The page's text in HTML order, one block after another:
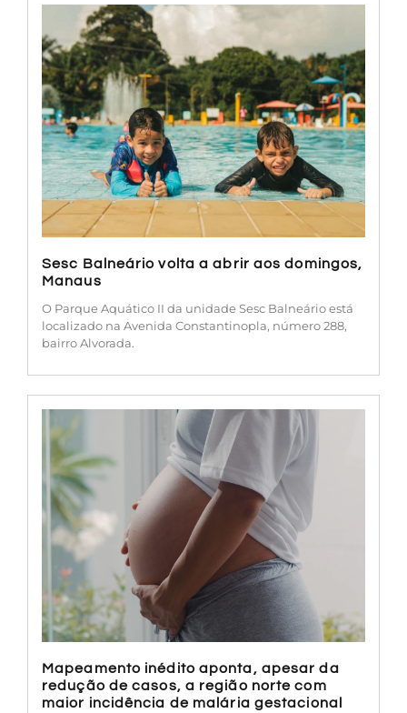
Sesc Balneário volta a abrir aos domingos,
Manaus
O Parque Aquático II da unidade Sesc Balneário está
localizado na Avenida Constantinopla, número 288,
bairro Alvorada.
Mapeamento inédito aponta, apesar da
redução de casos, a região norte com
maior incidência de malária gestacional